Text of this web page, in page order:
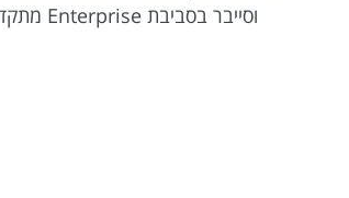
וסייבר בסביבת Enterprise מתקדמת.